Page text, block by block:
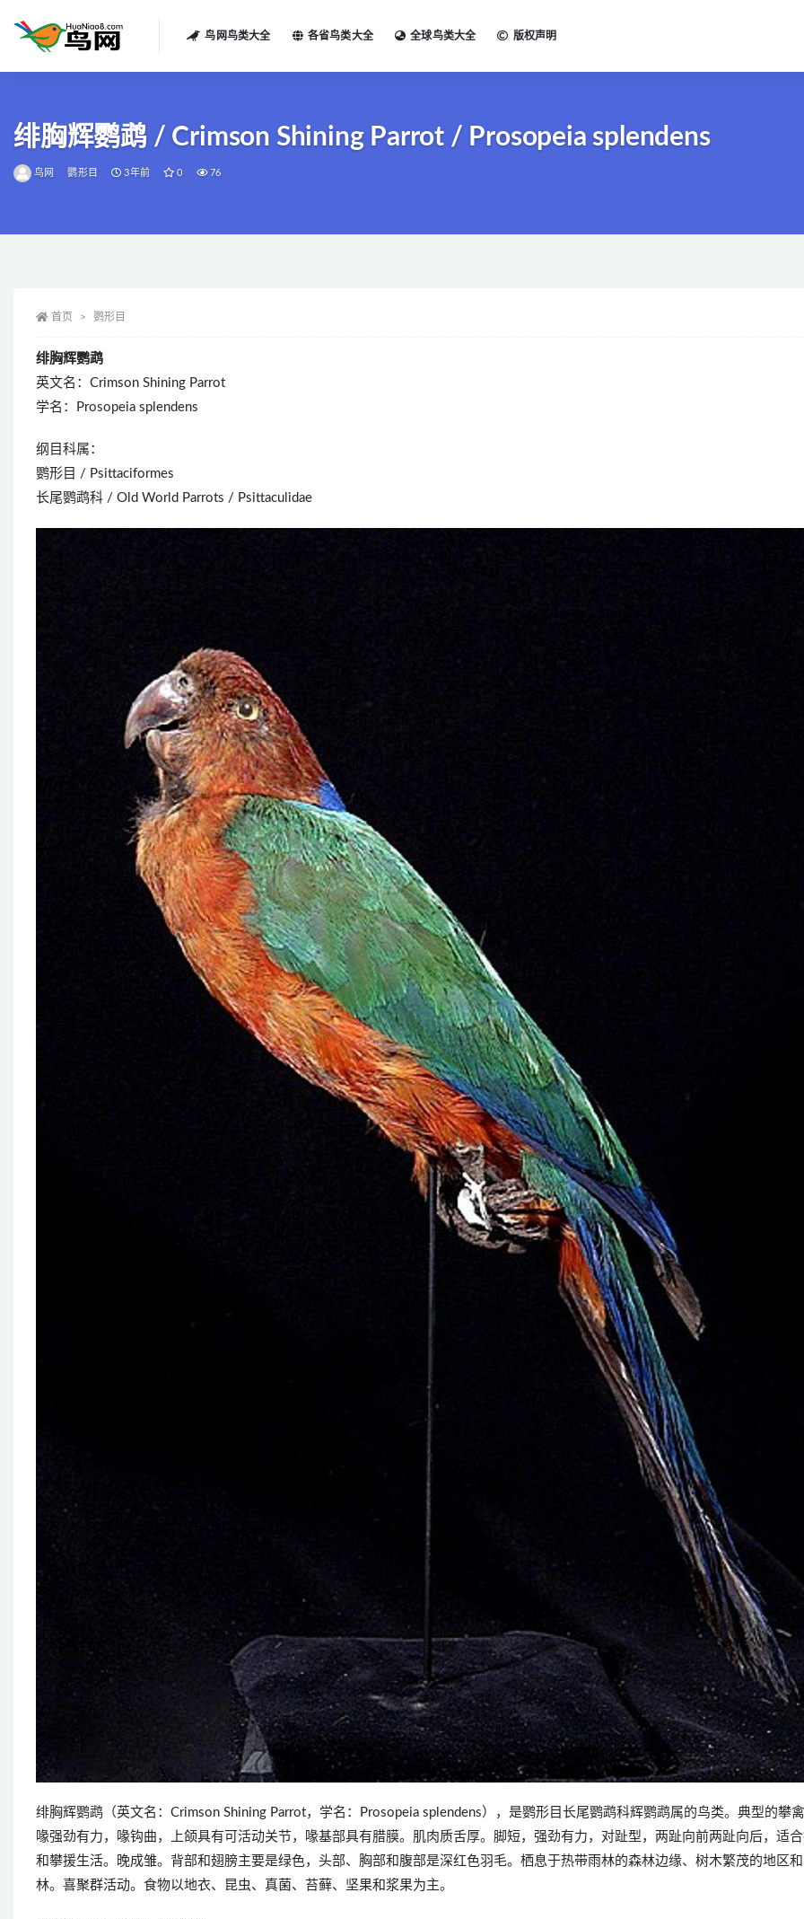
鸟网鸟类大全 各省鸟类大全 全球鸟类大全 版权声明
绯胸辉鹦鹉 / Crimson Shining Parrot / Prosopeia splendens
鸟网 鹦形目 3年前 0 76
首页 鹦形目
绯胸辉鹦鹉
英文名：Crimson Shining Parrot
学名：Prosopeia splendens
纲目科属：
鹦形目 / Psittaciformes
长尾鹦鹉科 / Old World Parrots / Psittaculidae
绯胸辉鹦鹉（英文名：Crimson Shining Parrot，学名：Prosopeia splendens），是鹦形目长尾鹦鹉科辉鹦鹉属的鸟类。典型的攀
喙强劲有力，喙钩曲，上颌具有可活动关节，喙基部具有腊膜。肌肉质舌厚。脚短，强劲有力，对趾型，两趾向前两趾向后，适
和攀援生活。晚成雏。背部和翅膀主要是绿色，头部、胸部和腹部是深红色羽毛。栖息于热带雨林的森林边缘、树木繁茂的地区
林。喜聚群活动。食物以地衣、昆虫、真菌、苔藓、坚果和浆果为主。